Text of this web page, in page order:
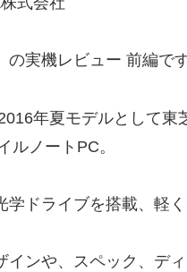
実機レビュー 前編です
年夏モデルとして
ルノートPC。
学ドライブを搭載、軽
インや、スペック、デ